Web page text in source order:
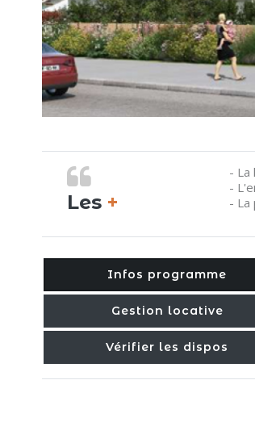
Les +
- La
-
- La
Infos programme
Gestion locative
Vérifier les dispos